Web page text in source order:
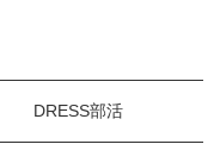
DRESS部活